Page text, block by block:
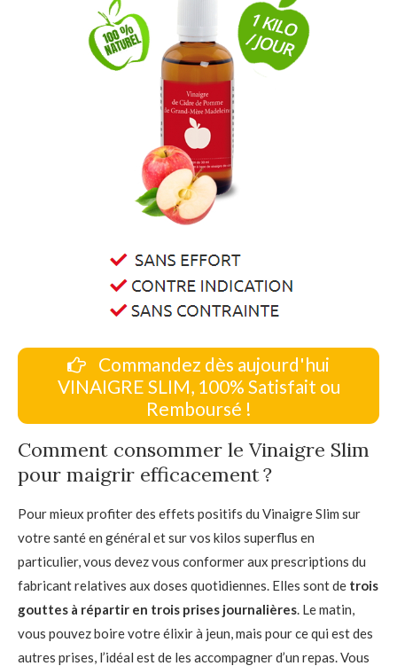
Commandez dès aujourd'hui
VINAIGRE SLIM, 100% Satisfait ou
Remboursé !
Comment consommer le Vinaigre Slim
pour maigrir efficacement ?
Pour mieux profiter des effets positifs du Vinaigre Slim sur
votre santé en général et sur vos kilos superflus en
particulier, vous devez vous conformer aux prescriptions du
fabricant relatives aux doses quotidiennes. Elles sont de trois
gouttes à répartir en trois prises journalières. Le matin,
vous pouvez boire votre élixir à jeun, mais pour ce qui est des
autres prises, l’idéal est de les accompagner d’un repas. Vous